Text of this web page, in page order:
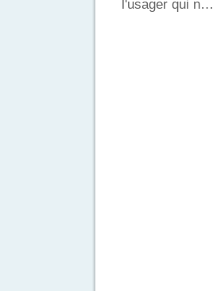
l'usager qui n…